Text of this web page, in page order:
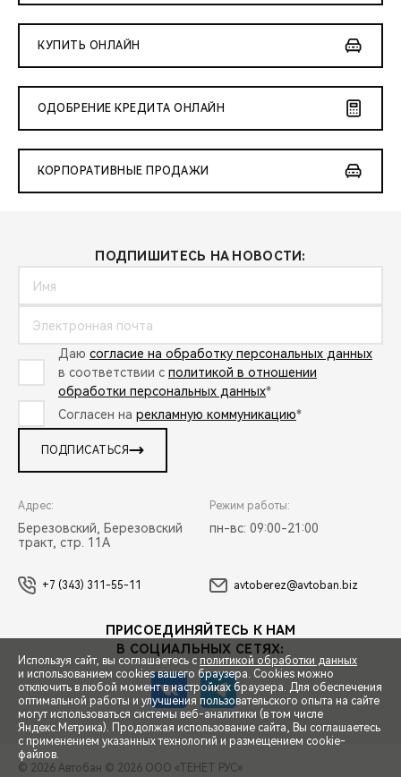
СПЕЦПРЕДЛОЖЕНИЯ
ЗАПИСЬ НА ТЕСТ-ДРАЙВ
КУПИТЬ ОНЛАЙН
ОДОБРЕНИЕ КРЕДИТА ОНЛАЙН
КОРПОРАТИВНЫЕ ПРОДАЖИ
ПОДПИШИТЕСЬ НА НОВОСТИ:
Даю согласие на обработку персональных данных
в соответствии с политикой в отношении
обработки персональных данных*
Согласен на рекламную коммуникацию*
ПОДПИСАТЬСЯ
Адрес:
Березовский, Березовский
тракт, стр. 11А
Режим работы:
пн-вс: 09:00-21:00
+7 (343) 311-55-11 avtoberez@avtoban.biz
ПРИСОЕДИНЯЙТЕСЬ К НАМ
В СОЦИАЛЬНЫХ СЕТЯХ:
© 2026 Автобан © 2026 ООО «ТЕНЕТ РУС»
Используя сайт, вы соглашаетесь с политикой обработки данных
и использованием cookies вашего браузера. Cookies можно
отключить в любой момент в настройках браузера. Для обеспечения
оптимальной работы и улучшения пользовательского опыта на сайте
могут использоваться системы веб-аналитики (в том числе
Яндекс.Метрика). Продолжая использование сайта, Вы соглашаетесь
с применением указанных технологий и размещением cookie-
файлов.